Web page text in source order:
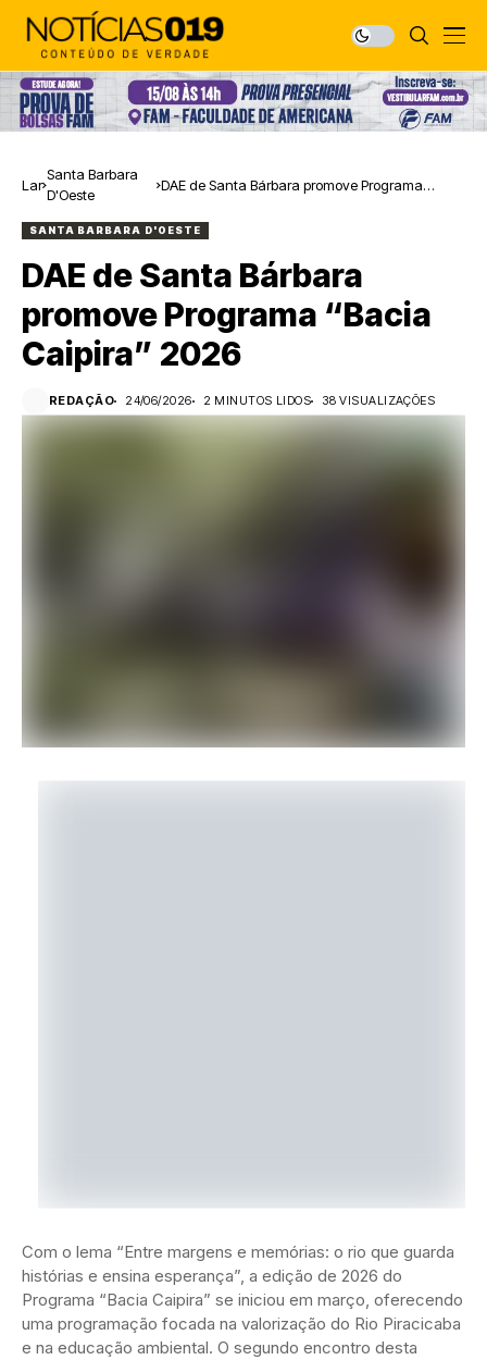
Lar
Santa Barbara
D'Oeste
DAE de Santa Bárbara promove Programa
SANTA BARBARA D'OESTE
DAE de Santa Bárbara
promove Programa “Bacia
Caipira” 2026
REDAÇÃO 24/06/2026 2 MINUTOS LIDOS 38 VISUALIZAÇÕES
Com o lema “Entre margens e memórias: o rio que guarda
histórias e ensina esperança”, a edição de 2026 do
Programa “Bacia Caipira” se iniciou em março, oferecendo
uma programação focada na valorização do Rio Piracicaba
e na educação ambiental. O segundo encontro desta